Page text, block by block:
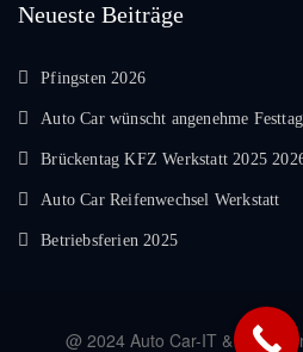
Neueste Beiträge
Pfingsten 2026
Auto Car wünscht angenehme
Brückentag KFZ Werkstatt 2025
Auto Car Reifenwechsel Werkstatt
Betriebsferien 2025
@ 2024 Auto Car-IT & EDV